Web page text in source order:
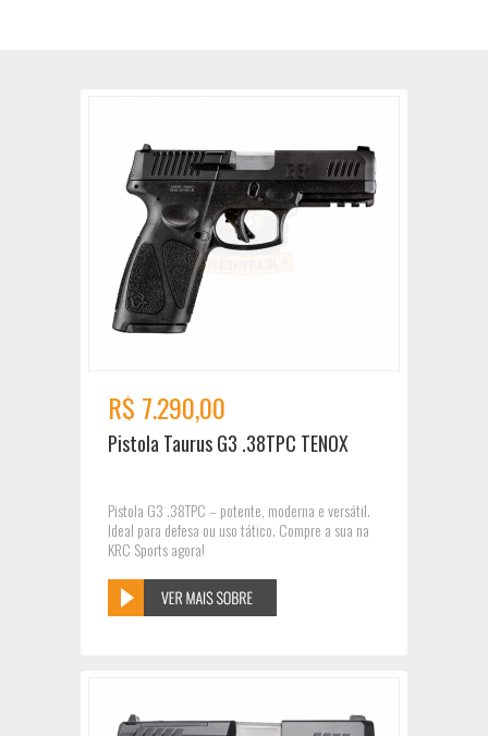
R$ 7.290,00
Pistola Taurus G3 .38TPC TENOX
Pistola G3 .38TPC – potente, moderna e versátil.
Ideal para defesa ou uso tático. Compre a sua na
KRC Sports agora!